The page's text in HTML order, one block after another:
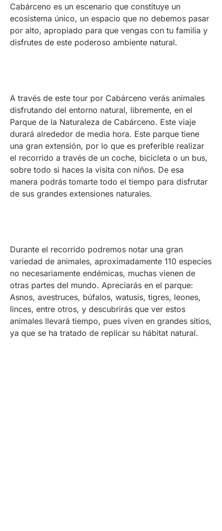
Cabárceno es un escenario que constituye un
ecosistema único, un espacio que no debemos pasar
por alto, apropiado para que vengas con tu familia y
disfrutes de este poderoso ambiente natural.
A través de este tour por Cabárceno verás animales
disfrutando del entorno natural, libremente, en el
Parque de la Naturaleza de Cabárceno. Este viaje
durará alrededor de media hora. Este parque tiene
una gran extensión, por lo que es preferible realizar
el recorrido a través de un coche, bicicleta o un bus,
sobre todo si haces la visita con niños. De esa
manera podrás tomarte todo el tiempo para disfrutar
de sus grandes extensiones naturales.
Durante el recorrido podremos notar una gran
variedad de animales, aproximadamente 110 especies
no necesariamente endémicas, muchas vienen de
otras partes del mundo. Apreciarás en el parque:
Asnos, avestruces, búfalos, watusis, tigres, leones,
linces, entre otros, y descubrirás que ver estos
animales llevará tiempo, pues viven en grandes sitios,
ya que se ha tratado de replicar su hábitat natural.